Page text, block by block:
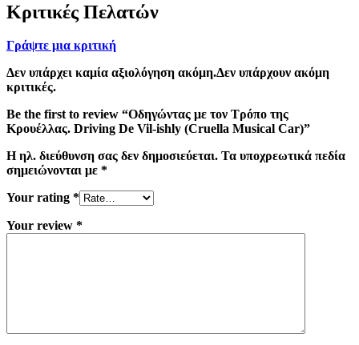
Κριτικές Πελατών
Γράψτε μια κριτική
Δεν υπάρχει καμία αξιολόγηση ακόμη.Δεν υπάρχουν ακόμη
κριτικές.
Be the first to review “Οδηγώντας με τον Τρόπο της
Κρουέλλας. Driving De Vil-ishly (Cruella Musical Car)”
Η ηλ. διεύθυνση σας δεν δημοσιεύεται. Τα υποχρεωτικά πεδία
σημειώνονται με *
Your rating *
Your review *